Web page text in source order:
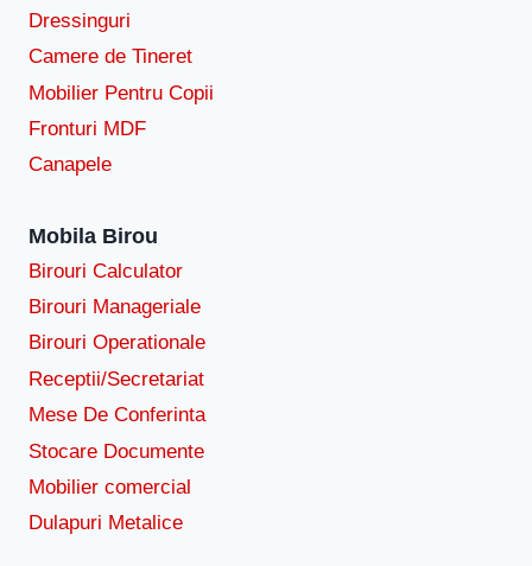
Dressinguri
Camere de Tineret
Mobilier Pentru Copii
Fronturi MDF
Canapele
Mobila Birou
Birouri Calculator
Birouri Manageriale
Birouri Operationale
Receptii/Secretariat
Mese De Conferinta
Stocare Documente
Mobilier comercial
Dulapuri Metalice